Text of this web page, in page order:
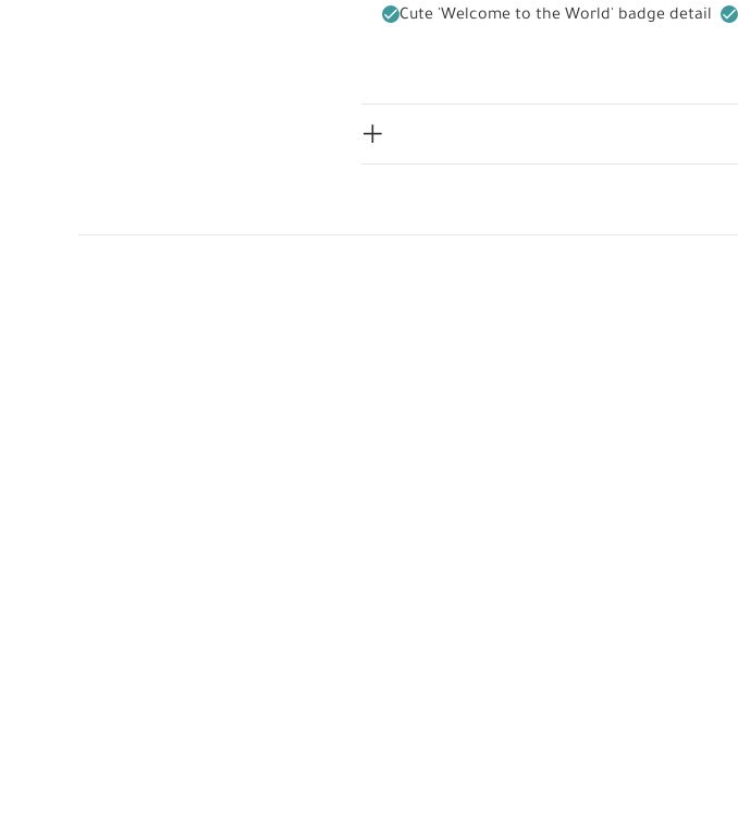
Cute 'Welcome to the World' badge detail